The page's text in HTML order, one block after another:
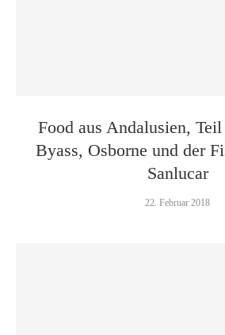
Food aus Andalusien,
Byass, Osborne und der
Sanlucar
22. Februar 2018